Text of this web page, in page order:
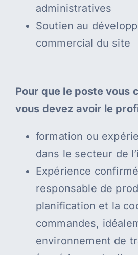
administratives
Soutien au
commercial du site
Pour que le poste vous
vous devez avoir le
formation ou
dans le secteur de
Expérience
responsable de
planification et la
commandes,
environnement de